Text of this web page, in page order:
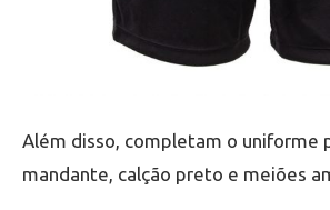
Além disso, completam o uniforme
mandante, calção preto e meiões